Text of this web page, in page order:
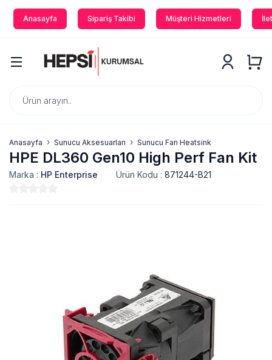
Anasayfa Sipariş Takibi Müşteri Hizmetleri
Anasayfa Sunucu Aksesuarları Sunucu Fan Heatsink
HPE DL360 Gen10 High Perf Fan Kit
Marka : HP Enterprise Ürün Kodu : 871244-B21